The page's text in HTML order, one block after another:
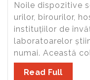
Noile dispozitive
urilor, birourilor,
instituțiilor de
laboratoarelor
numai. Această
Read Full